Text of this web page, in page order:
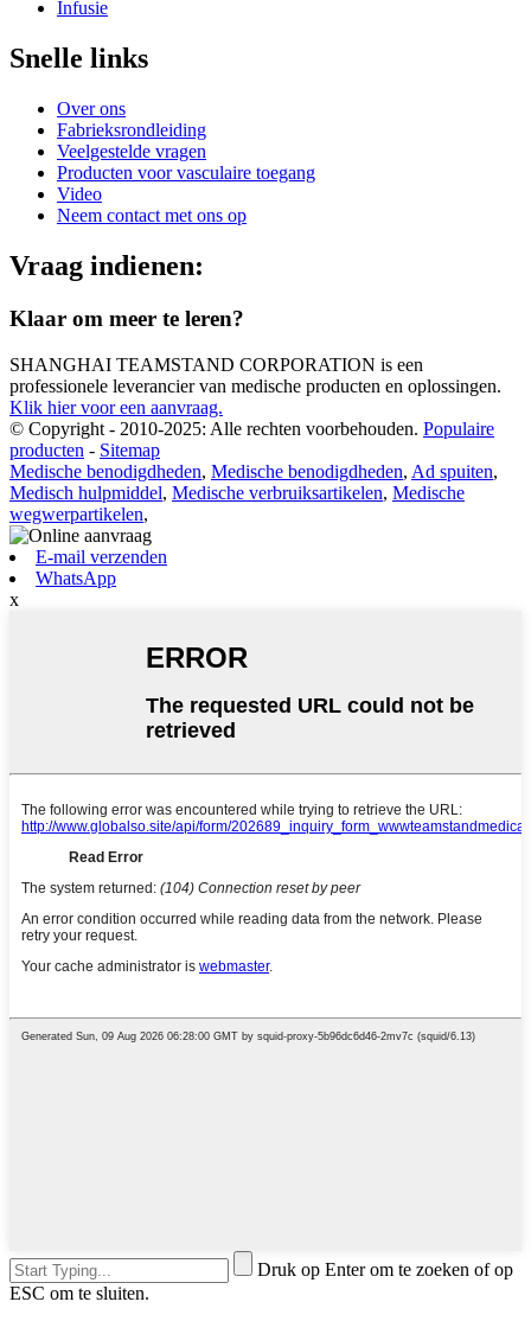
Infusie
Snelle links
Over ons
Fabrieksrondleiding
Veelgestelde vragen
Producten voor vasculaire toegang
Video
Neem contact met ons op
Vraag indienen:
Klaar om meer te leren?
SHANGHAI TEAMSTAND CORPORATION is een
professionele leverancier van medische producten en oplossingen.
Klik hier voor een aanvraag.
© Copyright - 2010-2025: Alle rechten voorbehouden. Populaire
producten - Sitemap
Medische benodigdheden, Medische benodigdheden, Ad spuiten,
Medisch hulpmiddel, Medische verbruiksartikelen, Medische
wegwerpartikelen,
E-mail verzenden
WhatsApp
x
Druk op Enter om te zoeken of op
ESC om te sluiten.